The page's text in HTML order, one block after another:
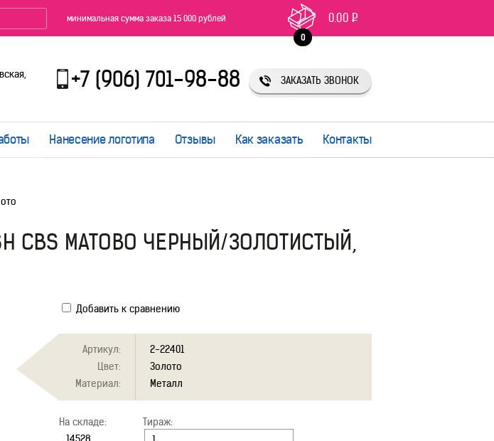
минимальная сумма заказа 15 000 рублей
0
0.00 Р
+7 (906) 701-98-88 ЗАКАЗАТЬ ЗВОНОК
Нанесение логотипа Отзывы Как заказать Контакты
CBS МАТОВО ЧЕРНЫЙ/ЗОЛОТИСТЫЙ,
Добавить к сравнению
Артикул:
2-22401
Цвет:
Золото
Материал:
Металл
На складе: Тираж: